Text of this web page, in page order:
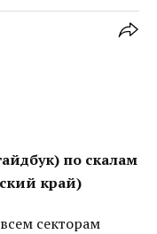
по скалам
край)
секторам